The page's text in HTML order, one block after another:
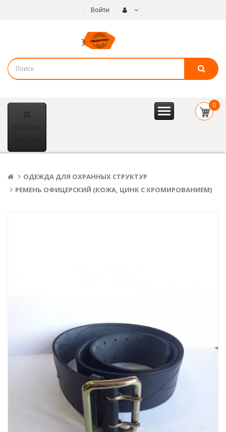
Войти
0
ОДЕЖДА ДЛЯ ОХРАННЫХ СТРУКТУР
РЕМЕНЬ ОФИЦЕРСКИЙ (КОЖА, ЦИНК С ХРОМИРОВАНИЕМ)